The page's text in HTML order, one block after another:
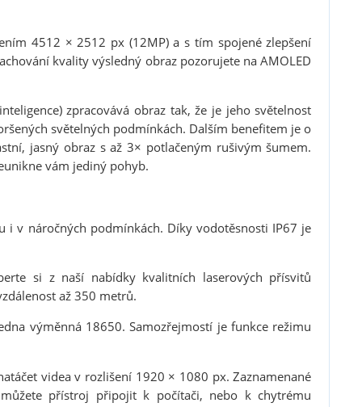
4512 × 2512 px (12MP) a s tím spojené zlepšení
kvality výsledný obraz pozorujete na AMOLED
zpracovává obraz tak, že je jeho světelnost
světelných podmínkách. Dalším benefitem je o
jasný obraz s až 3× potlačeným rušivým šumem.
vám jediný pohyb.
v náročných podmínkách. Díky vodotěsnosti IP67 je
si z naší nabídky kvalitních laserových přísvitů
až 350 metrů.
výměnná 18650. Samozřejmostí je funkce režimu
videa v rozlišení 1920 × 1080 px. Zaznamenané
přístroj připojit k počítači, nebo k chytrému